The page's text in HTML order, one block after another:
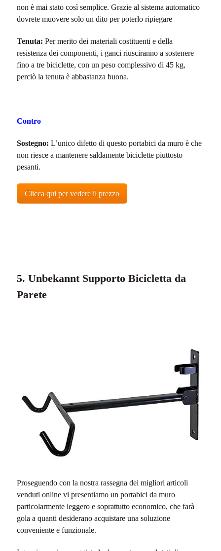
non è mai stato così semplice. Grazie al sistema automatico
dovrete muovere solo un dito per poterlo ripiegare
Tenuta: Per merito dei materiali costituenti e della
resistenza dei componenti, i ganci riusciranno a sostenere
fino a tre biciclette, con un peso complessivo di 45 kg,
perciò la tenuta è abbastanza buona.
Contro
Sostegno: L’unico difetto di questo portabici da muro è che
non riesce a mantenere saldamente biciclette piuttosto
pesanti.
Clicca qui per vedere il prezzo
5. Unbekannt Supporto Bicicletta da
Parete
Proseguendo con la nostra rassegna dei migliori articoli
venduti online vi presentiamo un portabici da muro
particolarmente leggero e soprattutto economico, che farà
gola a quanti desiderano acquistare una soluzione
conveniente e funzionale.